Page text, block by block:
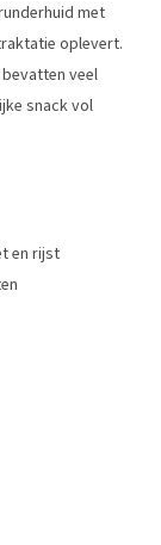
met
oplevert.
veel
snack vol
en rijst